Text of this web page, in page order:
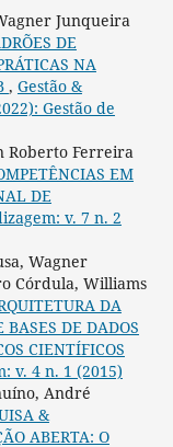
Junqueira
DE
NA
, Gestão &
Gestão de
Roberto Ferreira
EM
DE
v. 7 n. 2
Wagner
Córdula, Williams
DA
DE DADOS
CIENTÍFICOS
v. 4 n. 1 (2015)
André
&
ABERTA: O